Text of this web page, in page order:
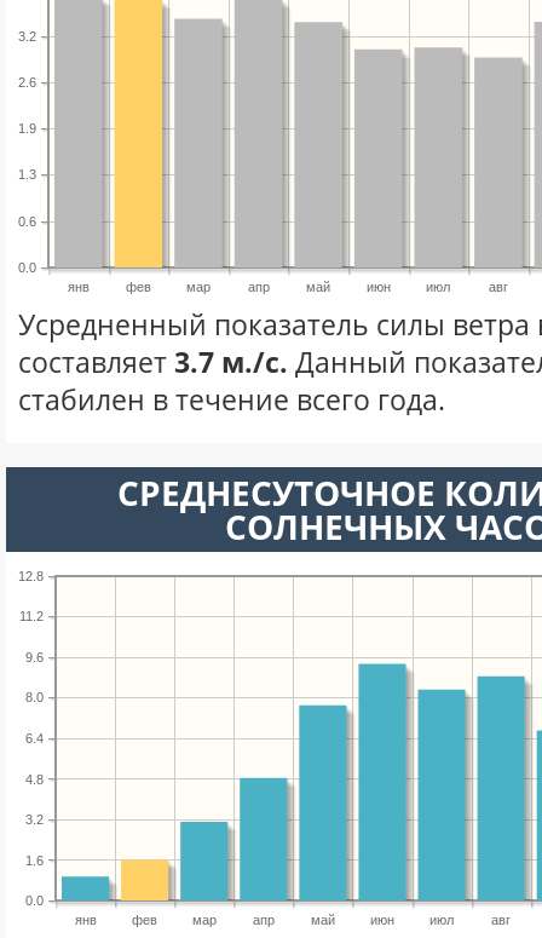
янв фев мар апр май июн июл авг
0.0
0.6
1.3
1.9
2.6
3.2
Усредненный показатель силы ветра
составляет3.7 м./с. Данный
стабилен в течение всего года.
СРЕДНЕСУТОЧНОЕ
СОЛНЕЧНЫХ
янв фев мар апр май июн июл авг
0.0
1.6
3.2
4.8
6.4
8.0
9.6
11.2
12.8